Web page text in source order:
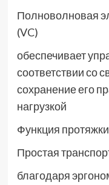
Полноволновая
(VC)
обеспечивает
соответствии со
сохранение его
нагрузкой
Функция
Простая
благодаря